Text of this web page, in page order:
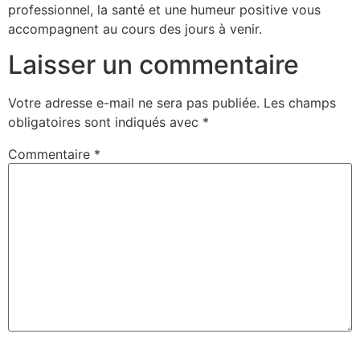
professionnel, la santé et une humeur positive vous
accompagnent au cours des jours à venir.
Laisser un commentaire
Votre adresse e-mail ne sera pas publiée. Les champs
obligatoires sont indiqués avec *
Commentaire *